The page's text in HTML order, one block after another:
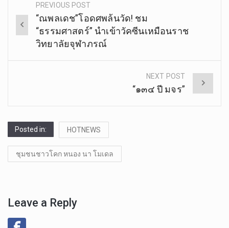
Post
navigation
PREVIOUS POST
“ณพลเดช”โอดศพล้นวัด! ชม
“ธรรมศาสตร์” นำเข้าวัคซีนเหมือนราช
วิทยาลัยจุฬาภรณ์
NEXT POST
“๑๓๔ ปี มจร”
Posted in: HOTNEWS
ชุมชนชาวโคก หนอง นา โมเดล
Leave a Reply